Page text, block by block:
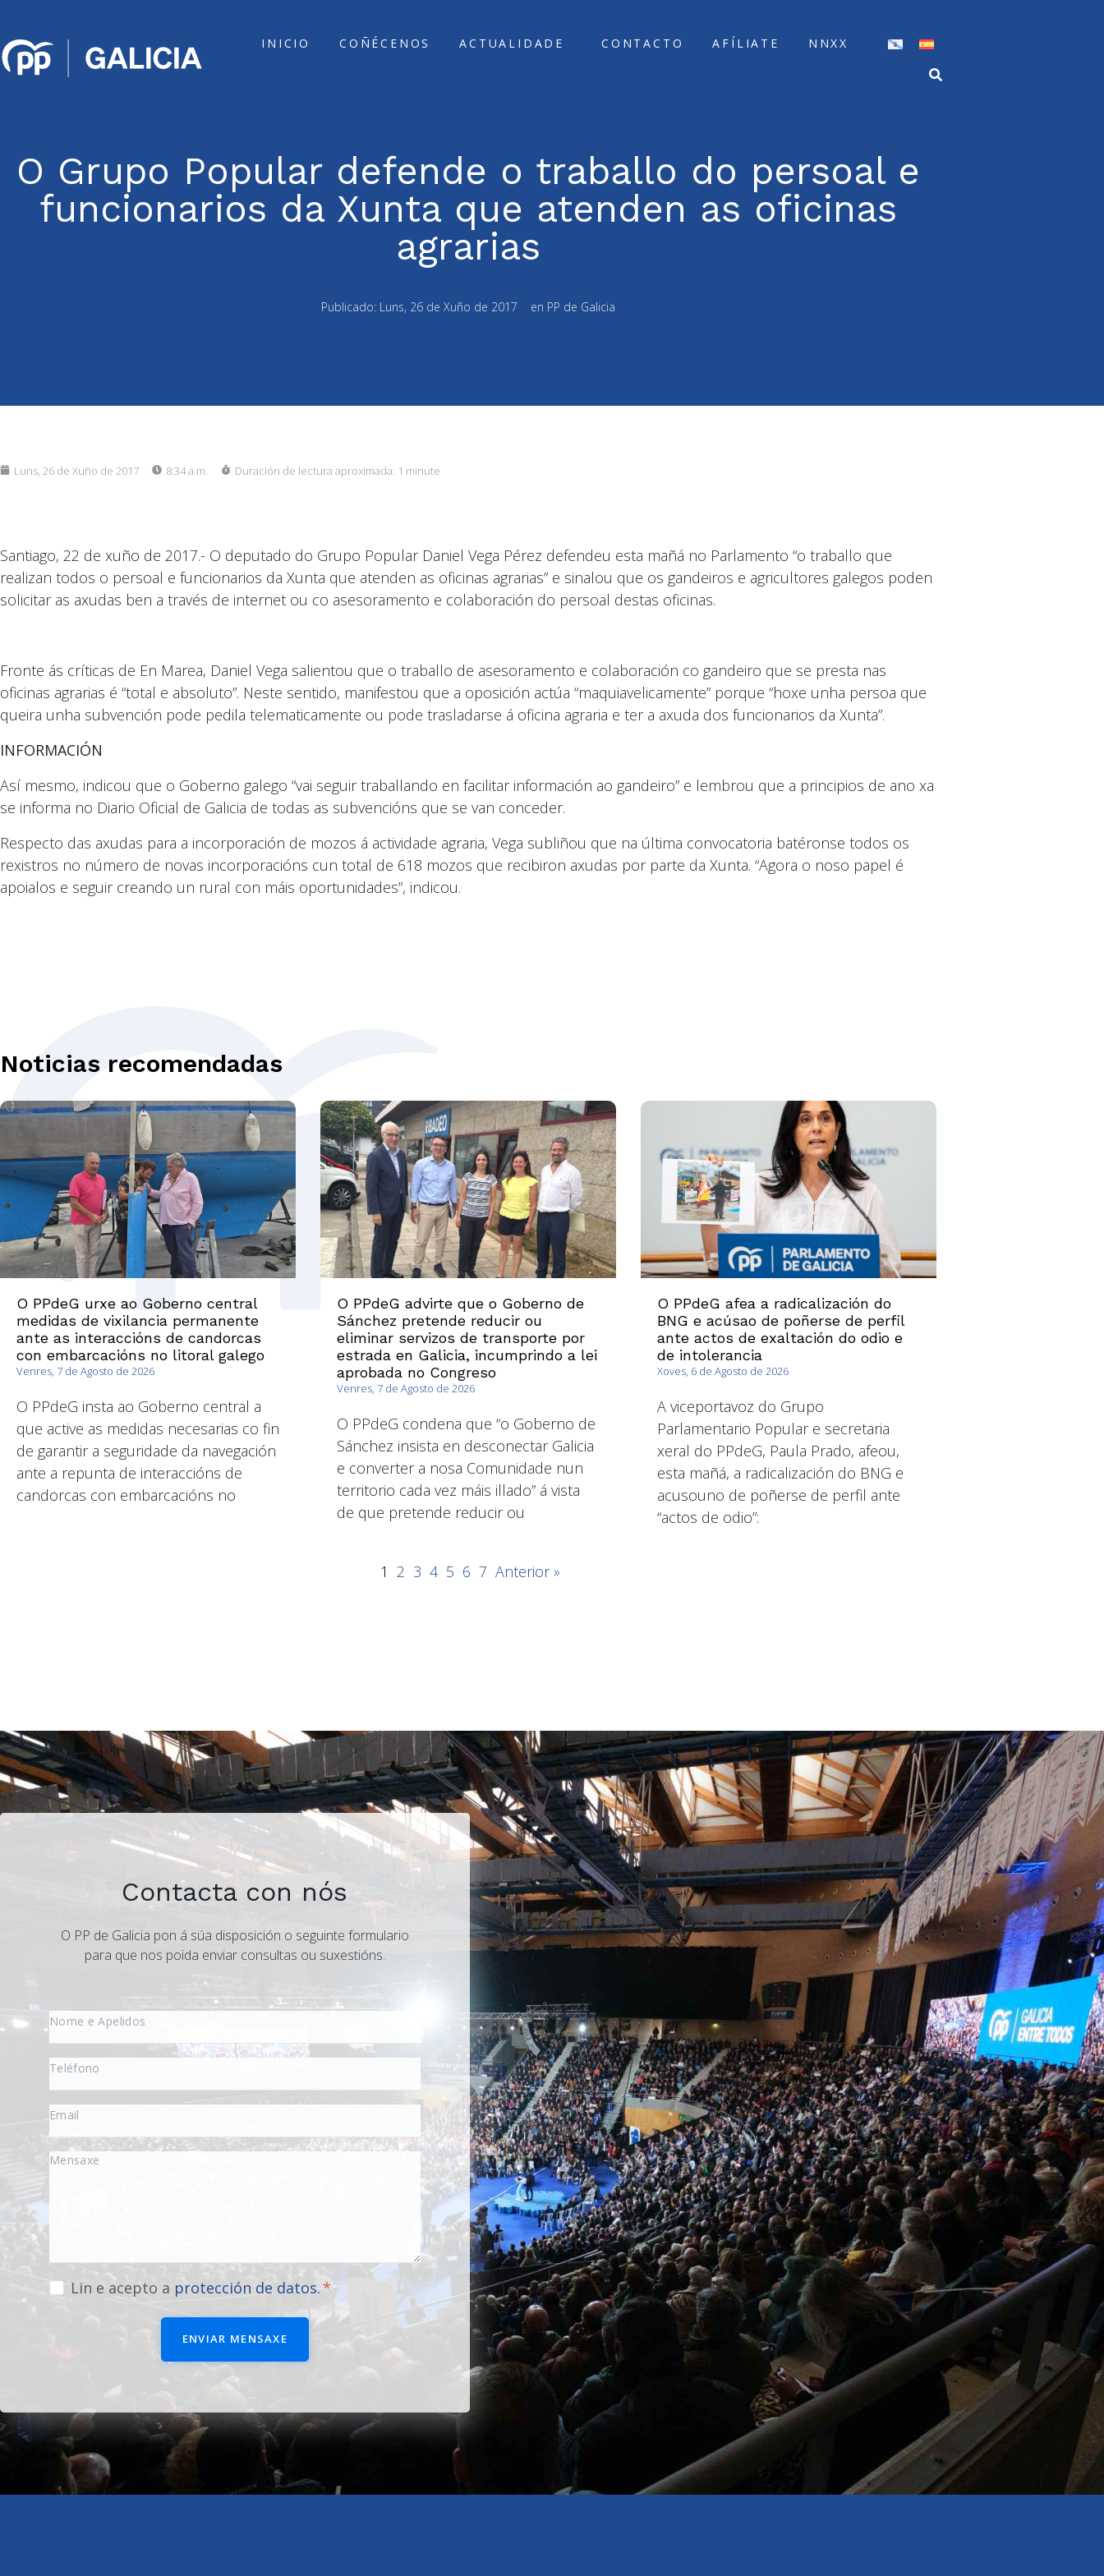
INICIO COÑÉCENOS ACTUALIDADE CONTACTO AFÍLIATE NNXX
O Grupo Popular defende o traballo do persoal e
funcionarios da Xunta que atenden as oficinas
agrarias
Publicado: Luns, 26 de Xuño de 2017 en PP de Galicia
Luns, 26 de Xuño de 2017 8:34 a.m. Duración de lectura aproximada: 1 minute
Santiago, 22 de xuño de 2017.- O deputado do Grupo Popular Daniel Vega Pérez defendeu esta mañá no Parlamento “o traballo que
realizan todos o persoal e funcionarios da Xunta que atenden as oficinas agrarias” e sinalou que os gandeiros e agricultores galegos poden
solicitar as axudas ben a través de internet ou co asesoramento e colaboración do persoal destas oficinas.
Fronte ás críticas de En Marea, Daniel Vega salientou que o traballo de asesoramento e colaboración co gandeiro que se presta nas
oficinas agrarias é “total e absoluto”. Neste sentido, manifestou que a oposición actúa “maquiavelicamente” porque “hoxe unha persoa que
queira unha subvención pode pedila telematicamente ou pode trasladarse á oficina agraria e ter a axuda dos funcionarios da Xunta”.
INFORMACIÓN
Así mesmo, indicou que o Goberno galego “vai seguir traballando en facilitar información ao gandeiro” e lembrou que a principios de ano xa
se informa no Diario Oficial de Galicia de todas as subvencións que se van conceder.
Respecto das axudas para a incorporación de mozos á actividade agraria, Vega subliñou que na última convocatoria batéronse todos os
rexistros no número de novas incorporacións cun total de 618 mozos que recibiron axudas por parte da Xunta. “Agora o noso papel é
apoialos e seguir creando un rural con máis oportunidades”, indicou.
Noticias recomendadas
O PPdeG urxe ao Goberno central
medidas de vixilancia permanente
ante as interaccións de candorcas
con embarcacións no litoral galego
Venres, 7 de Agosto de 2026
O PPdeG insta ao Goberno central a
que active as medidas necesarias co fin
de garantir a seguridade da navegación
ante a repunta de interaccións de
candorcas con embarcacións no
O PPdeG advirte que o Goberno de
Sánchez pretende reducir ou
eliminar servizos de transporte por
estrada en Galicia, incumprindo a lei
aprobada no Congreso
Venres, 7 de Agosto de 2026
O PPdeG condena que “o Goberno de
Sánchez insista en desconectar Galicia
e converter a nosa Comunidade nun
territorio cada vez máis illado” á vista
de que pretende reducir ou
O PPdeG afea a radicalización do
BNG e acúsao de poñerse de perfil
ante actos de exaltación do odio e
de intolerancia
Xoves, 6 de Agosto de 2026
A viceportavoz do Grupo
Parlamentario Popular e secretaria
xeral do PPdeG, Paula Prado, afeou,
esta mañá, a radicalización do BNG e
acusouno de poñerse de perfil ante
“actos de odio”:
1 2 3 4 5 6 7 Anterior »
Contacta con nós
O PP de Galicia pon á súa disposición o seguinte formulario
para que nos poida enviar consultas ou suxestións.
Lin e acepto a protección de datos.
ENVIAR MENSAXE